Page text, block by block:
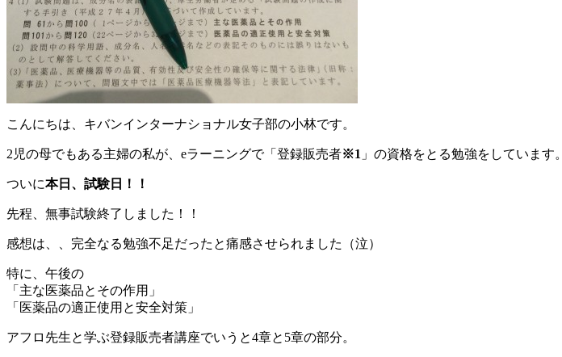
こんにちは、キバンインターナショナル女子部の小林です。
2児の母でもある主婦の私が、eラーニングで「登録販売者※1 」の資格をとる勉強をしています。
ついに本日、試験日！！
先程、無事試験終了しました！！
感想は、、完全なる勉強不足だったと痛感させられました（泣）
特に、午後の
「主な医薬品とその作用」
「医薬品の適正使用と安全対策」
アフロ先生と学ぶ登録販売者講座でいうと4章と5章の部分。